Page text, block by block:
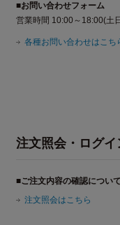
■お問い合わせフォーム
営業時間 10:00～18:00(土
各種お問い合わせはこち
注文照会・ログ
■ご注文内容の確認について
注文照会はこちら